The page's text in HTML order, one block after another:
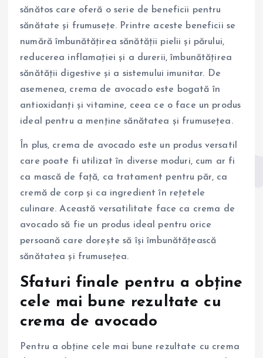
sănătos care oferă o serie de beneficii pentru
sănătate și frumusețe. Printre aceste beneficii se
numără îmbunătățirea sănătății pielii și părului,
reducerea inflamației și a durerii, îmbunătățirea
sănătății digestive și a sistemului imunitar. De
asemenea, crema de avocado este bogată în
antioxidanți și vitamine, ceea ce o face un produs
ideal pentru a menține sănătatea și frumusețea.
În plus, crema de avocado este un produs versatil
care poate fi utilizat în diverse moduri, cum ar fi
ca mască de față, ca tratament pentru păr, ca
cremă de corp și ca ingredient în rețetele
culinare. Această versatilitate face ca crema de
avocado să fie un produs ideal pentru orice
persoană care dorește să își îmbunătățească
sănătatea și frumusețea.
Sfaturi finale pentru a obține
cele mai bune rezultate cu
crema de avocado
Pentru a obține cele mai bune rezultate cu crema